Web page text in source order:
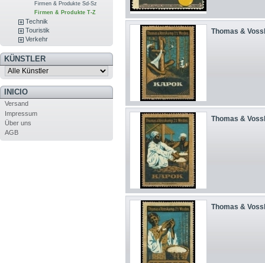
Firmen & Produkte Sd-Sz
Firmen & Produkte T-Z
Technik
Touristik
Verkehr
KÜNSTLER
INICIO
Versand
Impressum
Über uns
AGB
Thomas &
Thomas &
Thomas &